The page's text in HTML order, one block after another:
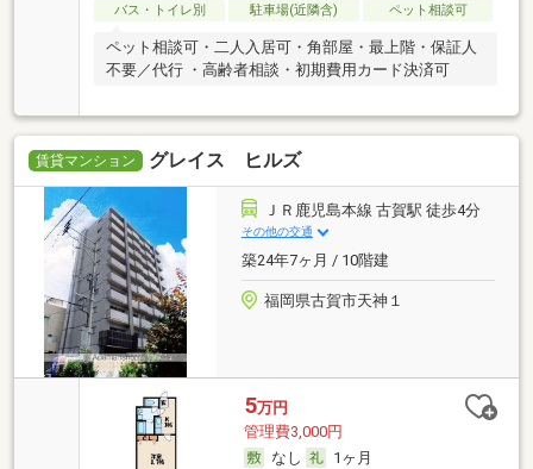
バス・トイレ別
駐車場(近隣含) ペット相談可
ペット相談可・二人入居可・角部屋・最上階・保証人
不要／代行 ・高齢者相談・初期費用カード決済可
賃貸マンション グレイス ヒルズ
ＪＲ鹿児島本線 古賀駅 徒歩4分
その他の交通
築24年7ヶ月 / 10階建
福岡県古賀市天神１
5万円
管理費3,000円
なし
1ヶ月